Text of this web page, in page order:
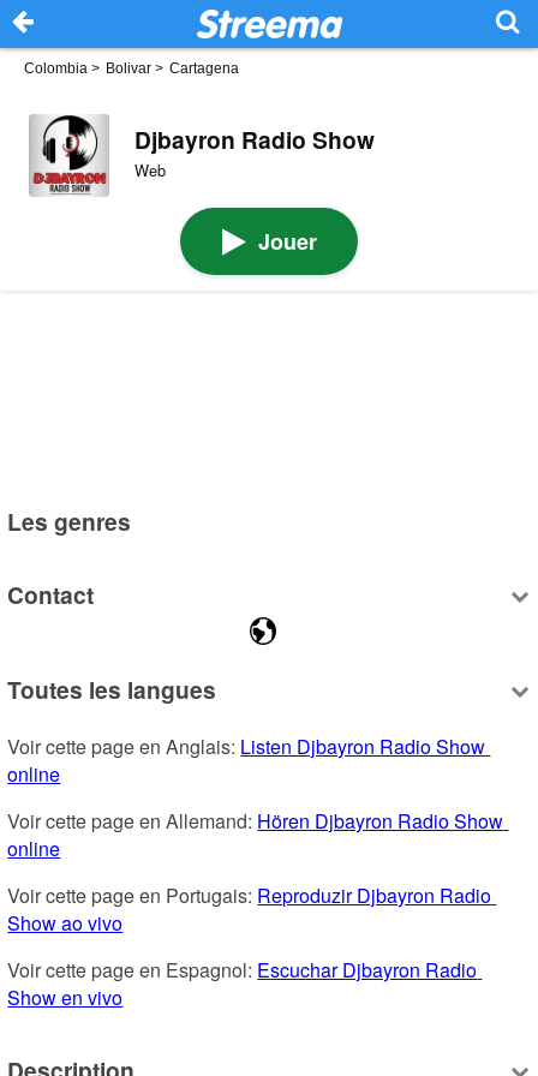
Colombia > Bolivar > Cartagena
Djbayron Radio Show
Web
Jouer
Les genres
Contact
Toutes les langues
Voir cette page en Anglais: Listen Djbayron Radio Show
online
Voir cette page en Allemand: Hören Djbayron Radio Show
online
Voir cette page en Portugais: Reproduzir Djbayron Radio
Show ao vivo
Voir cette page en Espagnol: Escuchar Djbayron Radio
Show en vivo